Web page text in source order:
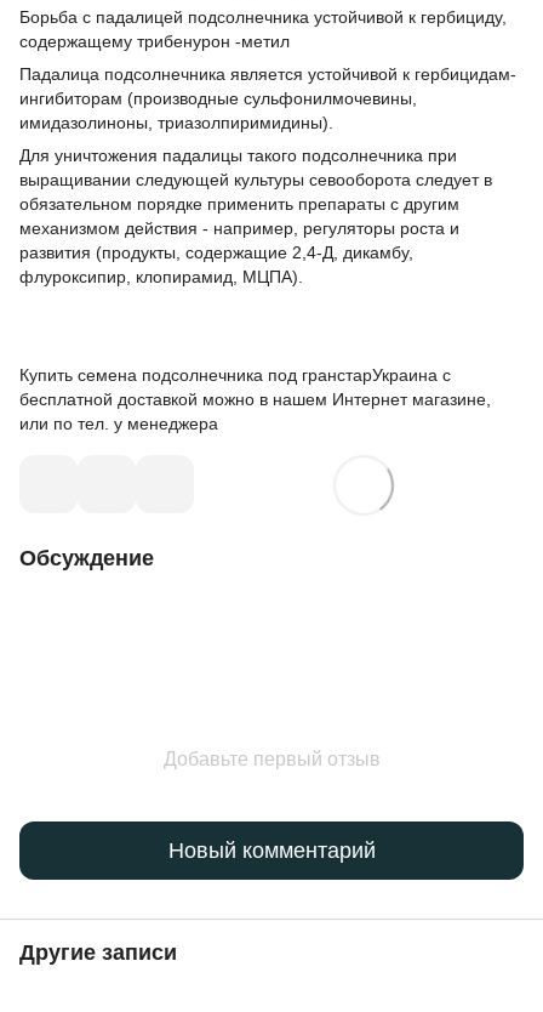
Борьба с падалицей подсолнечника устойчивой к гербициду,
содержащему трибенурон -метил
Падалица подсолнечника является устойчивой к гербицидам-
ингибиторам (производные сульфонилмочевины,
имидазолиноны, триазолпиримидины).
Для уничтожения падалицы такого подсолнечника при
выращивании следующей культуры севооборота следует в
обязательном порядке применить препараты с другим
механизмом действия - например, регуляторы роста и
развития (продукты, содержащие 2,4-Д, дикамбу,
флуроксипир, клопирамид, МЦПА).
Купить семена подсолнечника под гранстарУкраина с
бесплатной доставкой можно в нашем Интернет магазине,
или по тел. у менеджера
Обсуждение
Добавьте первый отзыв
Новый комментарий
Другие записи